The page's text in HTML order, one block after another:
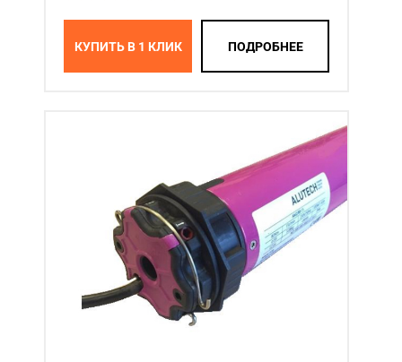
КУПИТЬ В 1 КЛИК ПОДРОБНЕЕ